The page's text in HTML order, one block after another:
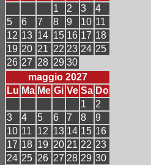
1
2 3
4
5
6 7 8 9 10 11
12 13 14 15 16 17 18
19 20 21 22 23 24 25
26 27 28 29 30
maggio 2027
Lu Ma Me Gi Ve Sa Do
1
2
3
4 5 6 7 8
9
10 11 12 13 14 15 16
17 18 19 20 21 22 23
24 25 26 27 28 29 30